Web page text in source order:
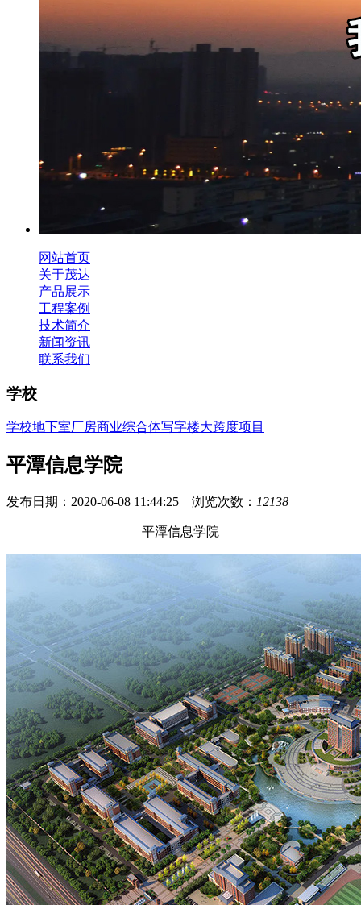
网站首页
关于茂达
产品展示
工程案例
技术简介
新闻资讯
联系我们
学校
学校地下室厂房商业综合体写字楼大跨度项目
平潭信息学院
发布日期：2020-06-08 11:44:25 浏览次数： 12138
平潭信息学院